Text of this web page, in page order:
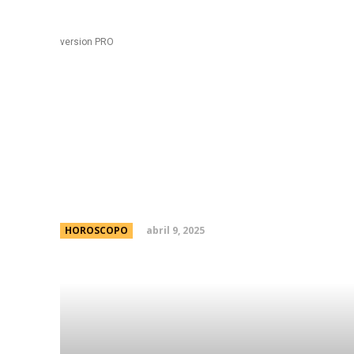
version PRO
HOROSCOPO abril 9, 2025